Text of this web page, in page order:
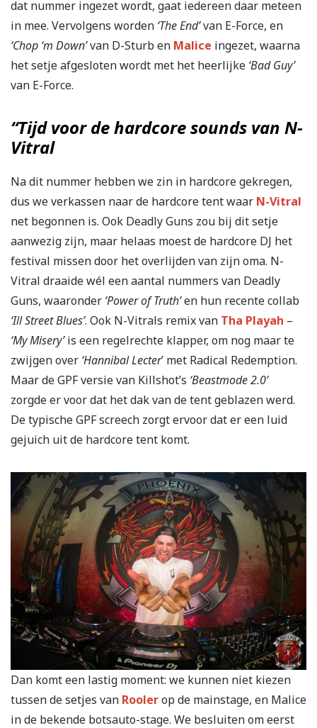
dat nummer ingezet wordt, gaat iedereen daar meteen
in mee. Vervolgens worden ‘The End’van E-Force, en
‘Chop ‘m Down’van D-Sturb en Malice ingezet, waarna
het setje afgesloten wordt met het heerlijke ‘Bad Guy’
van E-Force.
“Tijd voor de hardcore sounds van N-
Vitral
Na dit nummer hebben we zin in hardcore gekregen,
dus we verkassen naar de hardcore tent waar N-Vitral
net begonnen is. Ook Deadly Guns zou bij dit setje
aanwezig zijn, maar helaas moest de hardcore DJ het
festival missen door het overlijden van zijn oma. N-
Vitral draaide wél een aantal nummers van Deadly
Guns, waaronder ‘Power of Truth’en hun recente collab
‘Ill Street Blues’. Ook N-Vitrals remix van Tha Playah –
‘My Misery’is een regelrechte klapper, om nog maar te
zwijgen over ‘Hannibal Lecter’ met Radical Redemption.
Maar de GPF versie van Killshot’s ‘Beastmode 2.0’
zorgde er voor dat het dak van de tent geblazen werd.
De typische GPF screech zorgt ervoor dat er een luid
gejuich uit de hardcore tent komt.
Dan komt een lastig moment: we kunnen niet kiezen
tussen de setjes van Roolerop de mainstage, en Malice
in de bekende botsauto-stage. We besluiten om eerst